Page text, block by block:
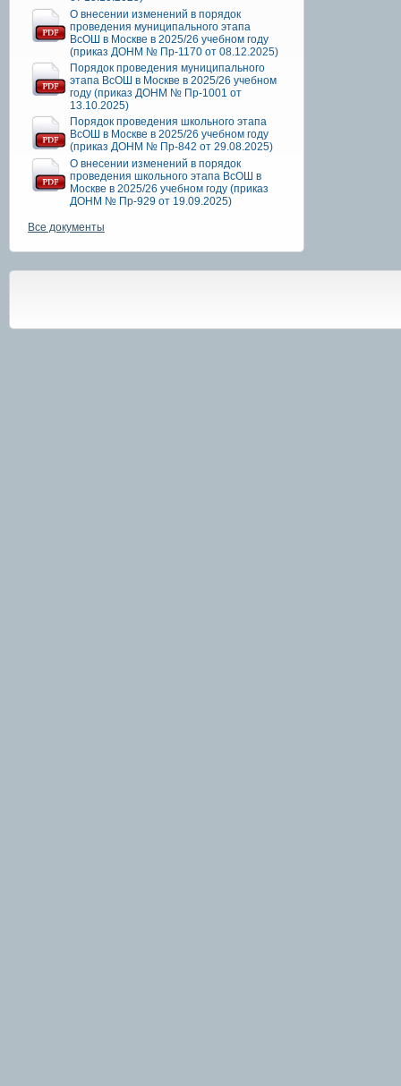
О внесении изменений в порядок
проведения муниципального этапа
ВсОШ в Москве в 2025/26 учебном году
(приказ ДОНМ № Пр-1170 от 08.12.2025)
Порядок проведения муниципального
этапа ВсОШ в Москве в 2025/26 учебном
году (приказ ДОНМ № Пр-1001 от
13.10.2025)
Порядок проведения школьного этапа
ВсОШ в Москве в 2025/26 учебном году
(приказ ДОНМ № Пр-842 от 29.08.2025)
О внесении изменений в порядок
проведения школьного этапа ВсОШ в
Москве в 2025/26 учебном году (приказ
ДОНМ № Пр-929 от 19.09.2025)
Все документы